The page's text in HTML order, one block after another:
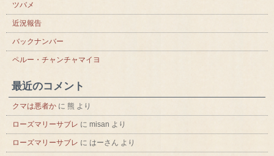
ツバメ
近況報告
バックナンバー
ペルー・チャンチャマイヨ
最近のコメント
クマは悪者か に 熊 より
ローズマリーサブレ に misan より
ローズマリーサブレ に はーさん より